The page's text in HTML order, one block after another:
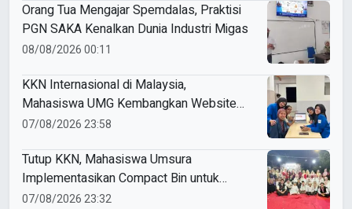
Orang Tua Mengajar Spemdalas, Praktisi
PGN SAKA Kenalkan Dunia Industri Migas
08/08/2026 00:11
KKN Internasional di Malaysia,
Mahasiswa UMG Kembangkan Website
Pengenalan Budaya Indonesia
07/08/2026 23:58
Tutup KKN, Mahasiswa Umsura
Implementasikan Compact Bin untuk
Sampah Anorganik di Ketabang
07/08/2026 23:32